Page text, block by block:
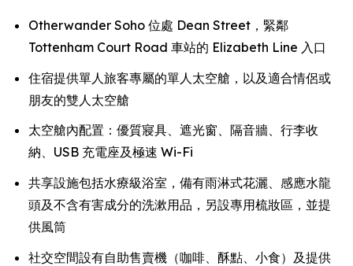
Otherwander Soho 位處 Dean Street，緊鄰
Tottenham Court Road 車站的 Elizabeth Line 入口
住宿提供單人旅客專屬的單人太空艙，以及適合情侶或
朋友的雙人太空艙
太空艙內配置：優質寢具、遮光窗、隔音牆、行李收
納、USB 充電座及極速 Wi-Fi
共享設施包括水療級浴室，備有雨淋式花灑、感應水龍
頭及不含有害成分的洗漱用品，另設專用梳妝區，並提
供風筒
社交空間設有自助售賣機（咖啡、酥點、小食）及提供